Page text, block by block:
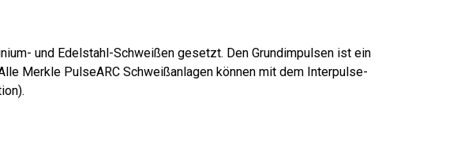
und Edelstahl-Schweißen gesetzt. Den Grundimpulsen ist ein
Merkle PulseARC Schweißanlagen können mit dem Interpulse-